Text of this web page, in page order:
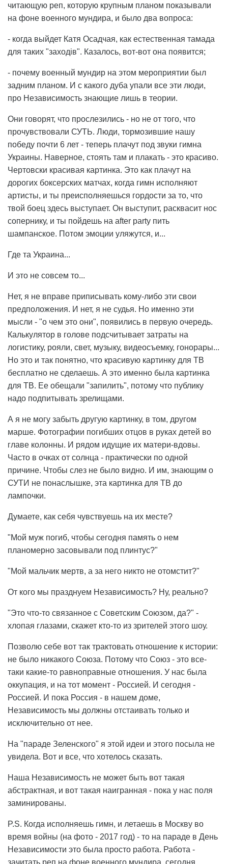
читающую реп, которую крупным планом показывали
на фоне военного мундира, и было два вопроса:
- когда выйдет Катя Осадчая, как естественная тамада
для таких "заходів". Казалось, вот-вот она появится;
- почему военный мундир на этом мероприятии был
задним планом. И с какого дуба упали все эти люди,
про Независимость знающие лишь в теории.
Они говорят, что прослезились - но не от того, что
прочувствовали СУТЬ. Люди, тормозившие нашу
победу почти 6 лет - теперь плачут под звуки гимна
Украины. Наверное, стоять там и плакать - это красиво.
Чертовски красивая картинка. Это как плачут на
дорогих боксерских матчах, когда гимн исполняют
артисты, и ты преисполняешься гордости за то, что
твой боец здесь выступает. Он выступит, расквасит нос
сопернику, и ты пойдешь на after party пить
шампанское. Потом эмоции уляжутся, и...
Где та Украина...
И это не совсем то...
Нет, я не вправе приписывать кому-либо эти свои
предположения. И нет, я не судья. Но именно эти
мысли - "о чем это они", появились в первую очередь.
Калькулятор в голове подсчитывает затраты на
логистику, рояли, свет, музыку, видеосъемку, гонорары...
Но это и так понятно, что красивую картинку для ТВ
бесплатно не сделаешь. А это именно была картинка
для ТВ. Ее обещали "запилить", потому что публику
надо подпитывать зрелищами.
А я не могу забыть другую картинку, в том, другом
марше. Фотографии погибших отцов в руках детей во
главе колонны. И рядом идущие их матери-вдовы.
Часто в очках от солнца - практически по одной
причине. Чтобы слез не было видно. И им, знающим о
СУТИ не понаслышке, эта картинка для ТВ до
лампочки.
Думаете, как себя чувствуешь на их месте?
"Мой муж погиб, чтобы сегодня память о нем
планомерно засовывали под плинтус?"
"Мой мальчик мертв, а за него никто не отомстит?"
От кого мы празднуем Независимость? Ну, реально?
"Это что-то связанное с Советским Союзом, да?" -
хлопая глазами, скажет кто-то из зрителей этого шоу.
Позволю себе вот так трактовать отношение к истории:
не было никакого Союза. Потому что Союз - это все-
таки какие-то равноправные отношения. У нас была
оккупация, и на тот момент - Россией. И сегодня -
Россией. И пока Россия - в нашем доме,
Независимость мы должны отстаивать только и
исключительно от нее.
На "параде Зеленского" я этой идеи и этого посыла не
увидела. Вот и все, что хотелось сказать.
Наша Независимость не может быть вот такая
абстрактная, и вот такая наигранная - пока у нас поля
заминированы.
P.S. Когда исполняешь гимн, и летаешь в Москву во
время войны (на фото - 2017 год) - то на параде в День
Независимости это была просто работа. Работа -
зачитать реп на фоне военного мундира, сегодня